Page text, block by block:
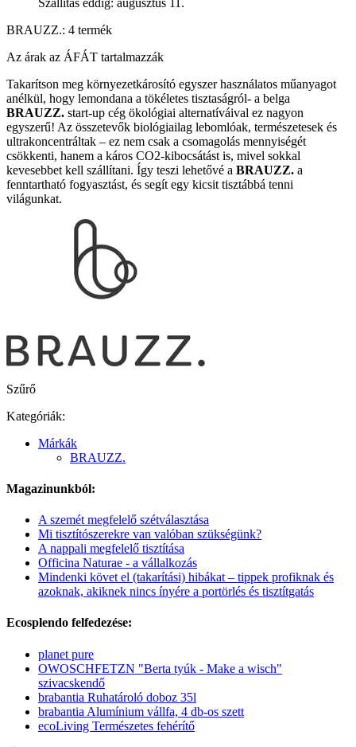
BRAUZZ.: 4 termék
Az árak az ÁFÁT tartalmazzák
Takarítson meg környezetkárosító egyszer használatos műanyagot
anélkül, hogy lemondana a tökéletes tisztaságról- a belga
BRAUZZ. start-up cég ökológiai alternatíváival ez nagyon
egyszerű! Az összetevők biológiailag lebomlóak, természetesek és
ultrakoncentráltak – ez nem csak a csomagolás mennyiségét
csökkenti, hanem a káros CO2-kibocsátást is, mivel sokkal
kevesebbet kell szállítani. Így teszi lehetővé a BRAUZZ. a
fenntartható fogyasztást, és segít egy kicsit tisztábbá tenni
világunkat.
Szűrő
Kategóriák:
Márkák
BRAUZZ.
Magazinunkból:
A szemét megfelelő szétválasztása
Mi tisztítószerekre van valóban szükségünk?
A nappali megfelelő tisztítása
Officina Naturae - a vállalkozás
Mindenki követ el (takarítási) hibákat – tippek profiknak és
azoknak, akiknek nincs ínyére a portörlés és tisztítgatás
Ecosplendo felfedezése:
planet pure
OWOSCHFETZN "Berta tyúk - Make a wisch"
szivacskendő
brabantia Ruhatároló doboz 35l
brabantia Alumínium vállfa, 4 db-os szett
ecoLiving Természetes fehérítő